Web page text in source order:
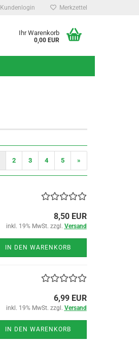
Kundenlogin Merkzettel
Ihr Warenkorb
0,00 EUR
2 3 4 5 »
8,50 EUR
inkl. 19% MwSt. zzgl. Versand
IN DEN WARENKORB
6,99 EUR
inkl. 19% MwSt. zzgl. Versand
IN DEN WARENKORB